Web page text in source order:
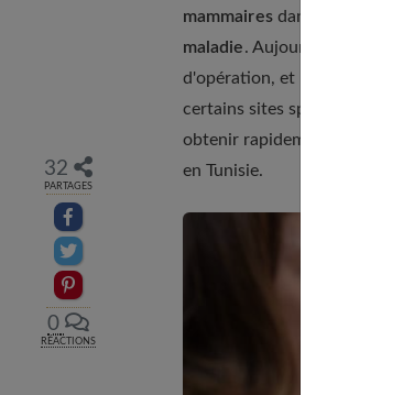
32
PARTAGES
Partager sur facebook
Partager sur Twitter
Epingler sur Pinterest
0
RÉACTIONS
mammairesdans le cas d'une
maladie. Aujourd'hui, de plus
d'opération, et notamment
certains sites spécialisés
obtenir rapidement un devis
en Tunisie.